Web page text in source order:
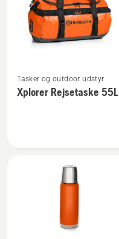
flere
detaljer
Tasker og outdoor udstyr
Xplorer Rejsetaske 55L